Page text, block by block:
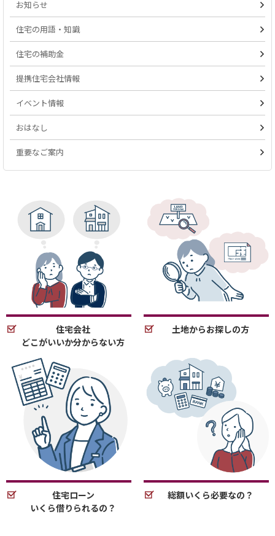
お知らせ
住宅の用語・知識
住宅の補助金
提携住宅会社情報
イベント情報
おはなし
重要なご案内
住宅会社
どこがいいか分からない方
土地からお探しの方
住宅ローン
いくら借りられるの？
総額いくら必要なの？